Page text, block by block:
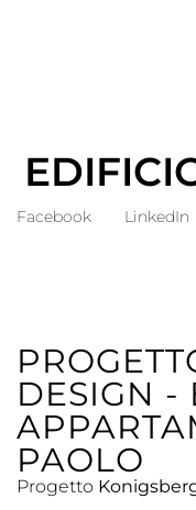
Facebook LinkedIn
DESIGN -
PAOLO
Progetto